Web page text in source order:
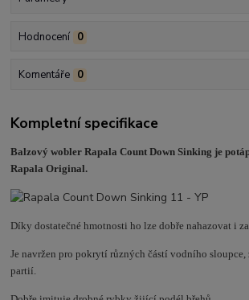
Hodnocení 0
Komentáře 0
Kompletní specifikace
Balzový wobler Rapala Count Down Sinking je
Rapala Original.
Díky dostatečné hmotnosti ho lze dobře nahazovat i
Je navržen pro pokrytí různých částí vodního sloupce,
partií.